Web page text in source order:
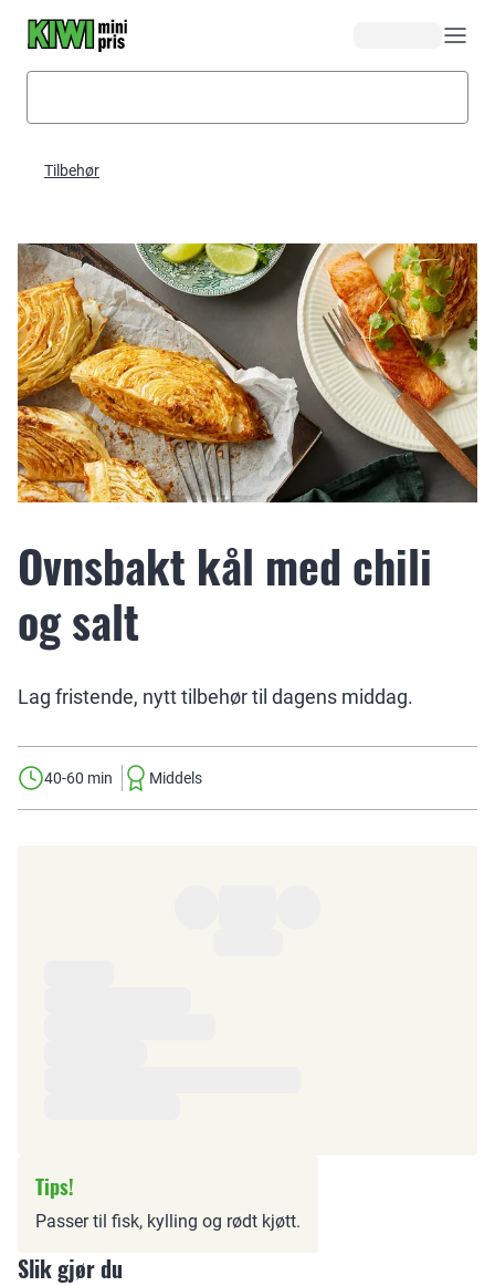
Tilbehør
Ovnsbakt kål med chili
og salt
Lag fristende, nytt tilbehør til dagens middag.
40-60 min Middels
Tips!
Passer til fisk, kylling og rødt kjøtt.
Slik gjør du